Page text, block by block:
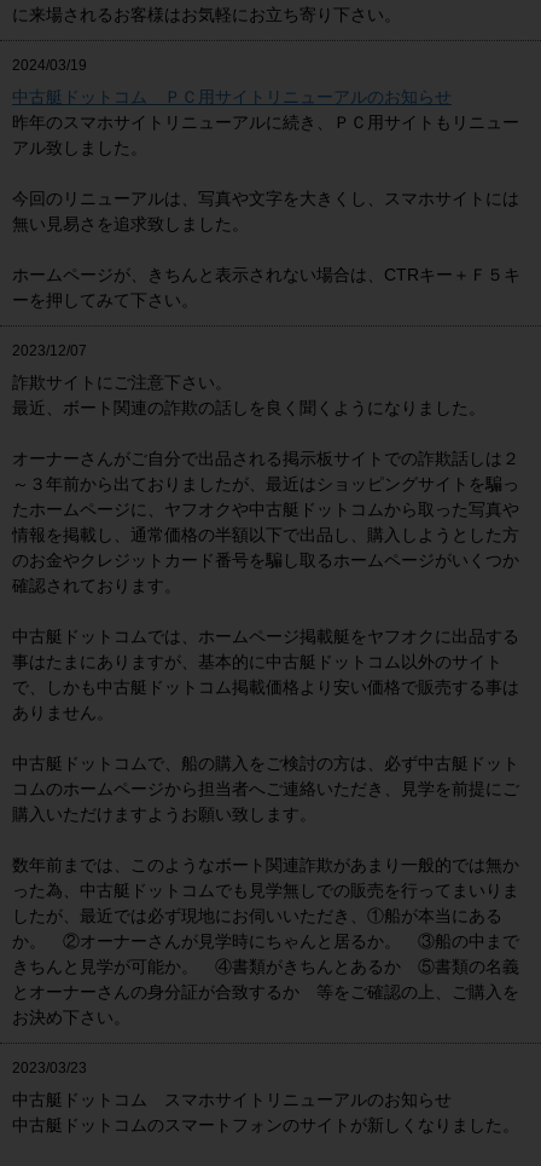
に来場されるお客様はお気軽にお立ち寄り下さい。
2024/03/19
中古艇ドットコム ＰＣ用サイトリニューアルのお知らせ
昨年のスマホサイトリニューアルに続き、ＰＣ用サイトもリニュー
アル致しました。
今回のリニューアルは、写真や文字を大きくし、スマホサイトには
無い見易さを追求致しました。
ホームページが、きちんと表示されない場合は、CTRキー＋Ｆ５キ
ーを押してみて下さい。
2023/12/07
詐欺サイトにご注意下さい。
最近、ボート関連の詐欺の話しを良く聞くようになりました。
オーナーさんがご自分で出品される掲示板サイトでの詐欺話しは２
～３年前から出ておりましたが、最近はショッピングサイトを騙っ
たホームページに、ヤフオクや中古艇ドットコムから取った写真や
情報を掲載し、通常価格の半額以下で出品し、購入しようとした方
のお金やクレジットカード番号を騙し取るホームページがいくつか
確認されております。
中古艇ドットコムでは、ホームページ掲載艇をヤフオクに出品する
事はたまにありますが、基本的に中古艇ドットコム以外のサイト
で、しかも中古艇ドットコム掲載価格より安い価格で販売する事は
ありません。
中古艇ドットコムで、船の購入をご検討の方は、必ず中古艇ドット
コムのホームページから担当者へご連絡いただき、見学を前提にご
購入いただけますようお願い致します。
数年前までは、このようなボート関連詐欺があまり一般的では無か
った為、中古艇ドットコムでも見学無しでの販売を行ってまいりま
したが、最近では必ず現地にお伺いいただき、①船が本当にある
か。 ②オーナーさんが見学時にちゃんと居るか。 ③船の中まで
きちんと見学が可能か。 ④書類がきちんとあるか ⑤書類の名義
とオーナーさんの身分証が合致するか 等をご確認の上、ご購入を
お決め下さい。
2023/03/23
中古艇ドットコム スマホサイトリニューアルのお知らせ
中古艇ドットコムのスマートフォンのサイトが新しくなりました。